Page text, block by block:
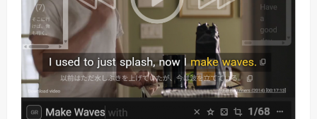
読
む
戦
会
議・
日
常
会
話
に
つ
い
て
さ
り